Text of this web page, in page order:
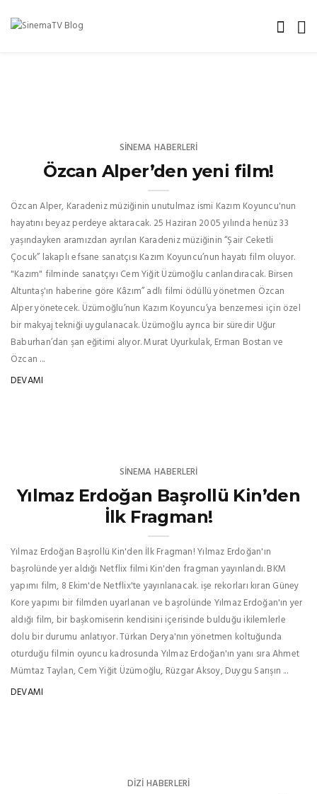
SINEMA HABERLERI
Özcan Alper’den yeni film!
Özcan Alper, Karadeniz müziğinin unutulmaz ismi Kazım Koyuncu'nun
hayatını beyaz perdeye aktaracak. 25 Haziran 2005 yılında henüz 33
yaşındayken aramızdan ayrılan Karadeniz müziğinin “Şair Ceketli
Çocuk” lakaplı efsane sanatçısı Kazım Koyuncu’nun hayatı film oluyor.
"Kazım" filminde sanatçıyı Cem Yiğit Üzümoğlu canlandıracak. Birsen
Altuntaş'ın haberine göre Kâzım” adlı filmi ödüllü yönetmen Özcan
Alper yönetecek. Üzümoğlu’nun Kazım Koyuncu’ya benzemesi için özel
bir makyaj tekniği uygulanacak. Üzümoğlu ayrıca bir süredir Uğur
Baburhan’dan şan eğitimi alıyor. Murat Uyurkulak, Erman Bostan ve
Özcan ...
DEVAMI
SINEMA HABERLERI
Yılmaz Erdoğan Başrollü Kin’den
İlk Fragman!
Yılmaz Erdoğan Başrollü Kin'den İlk Fragman! Yılmaz Erdoğan'ın
başrolünde yer aldığı Netflix filmi Kin'den fragman yayınlandı. BKM
yapımı film, 8 Ekim'de Netflix'te yayınlanacak. işe rekorları kıran Güney
Kore yapımı bir filmden uyarlanan ve başrolünde Yılmaz Erdoğan'ın yer
aldığı film, bir başkomiserin kendisini içerisinde bulduğu ikilemlerle
dolu bir durumu anlatıyor. Türkan Derya'nın yönetmen koltuğunda
oturduğu filmin oyuncu kadrosunda Yılmaz Erdoğan'ın yanı sıra Ahmet
Mümtaz Taylan, Cem Yiğit Üzümoğlu, Rüzgar Aksoy, Duygu Sarışın ...
DEVAMI
DIZI HABERLERI